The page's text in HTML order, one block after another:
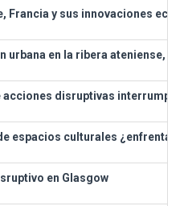
Francia y sus innovaciones
en la ribera ateniense,
acciones disruptivas
espacios culturales
en Glasgow